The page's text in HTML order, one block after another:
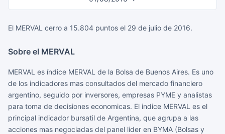
El MERVAL cerro a 15.804 puntos el 29 de julio de 2016.
Sobre el MERVAL
MERVAL es índice MERVAL de la Bolsa de Buenos Aires. Es uno
de los indicadores mas consultados del mercado financiero
argentino, seguido por inversores, empresas PYME y analistas
para toma de decisiones economicas. El indice MERVAL es el
principal indicador bursatil de Argentina, que agrupa a las
acciones mas negociadas del panel lider en BYMA (Bolsas y